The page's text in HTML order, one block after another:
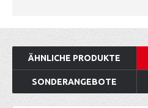
ÄHNLICHE PRODUKTE
SONDERANGEBOTE